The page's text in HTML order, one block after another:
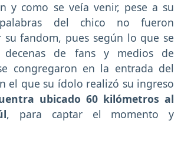
y como se veía venir, pese a su
del chico no fueron
su fandom, pues según lo que se
decenas de fans y medios de
congregaron en la entrada del
el que su ídolo realizó su ingreso
ubicado 60 kilómetros al
, para captar el momento y